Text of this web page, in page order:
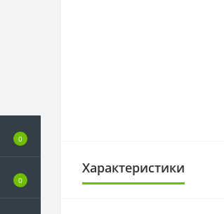
0
0
Характеристики